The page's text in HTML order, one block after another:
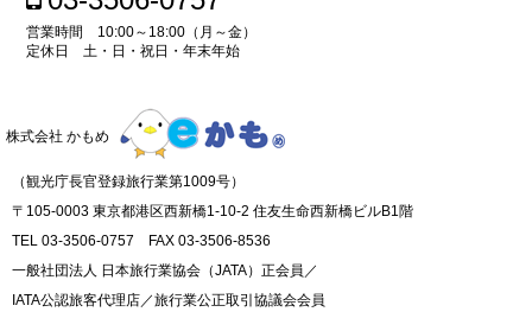
営業時間 10:00～18:00（月～金）
定休日 土・日・祝日・年末年始
株式会社 かもめ
（観光庁長官登録旅行業第1009号）
〒105-0003 東京都港区西新橋1-10-2 住友生命西新橋ビルB1階
TEL 03-3506-0757 FAX 03-3506-8536
一般社団法人 日本旅行業協会（JATA）正会員／
IATA公認旅客代理店／旅行業公正取引協議会会員